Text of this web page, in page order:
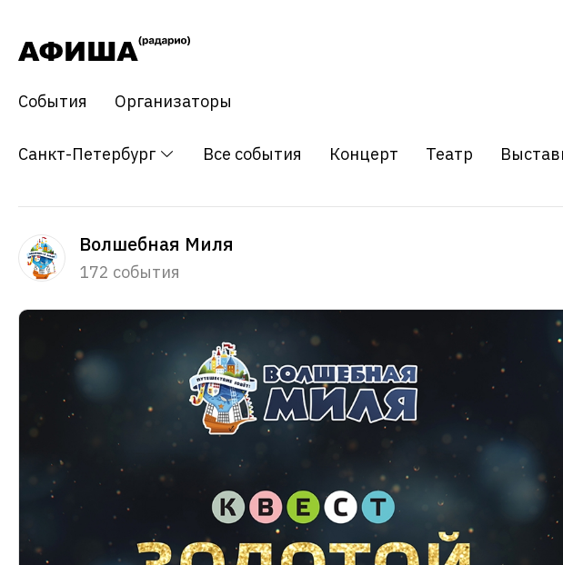
События Организаторы
Санкт-Петербург Все события Концерт Театр
Волшебная Миля
172 события